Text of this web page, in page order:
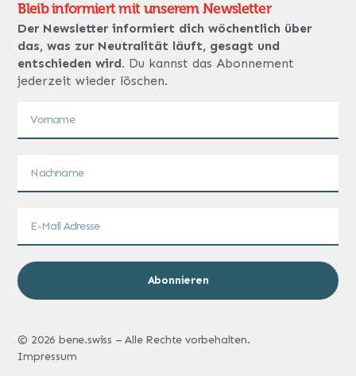
Bleib informiert mit unserem Newsletter
Der Newsletter informiert dich wöchentlich über
das, was zur Neutralität läuft, gesagt und
entschieden wird. Du kannst das Abonnement
jederzeit wieder löschen.
Abonnieren
© 2026 bene.swiss – Alle Rechte vorbehalten.
Impressum